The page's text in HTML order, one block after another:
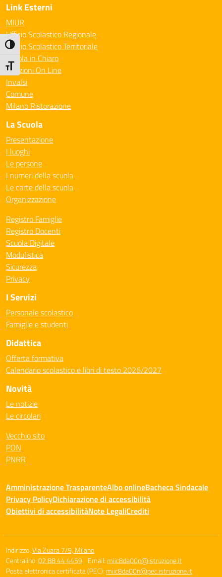
Attiva/disattiva alto contrasto
Attiva/disattiva dimensione testo
Link Esterni
MIUR
Ufficio Scolastico Regionale
Ufficio Scolastico Territoriale
Scuola in Chiaro
Iscrizioni On Line
Invalsi
Comune
Milano Ristorazione
La Scuola
Presentazione
I luoghi
Le persone
I numeri della scuola
Le carte della scuola
Organizzazione
Registro Famiglie
Registro Docenti
Scuola Digitale
Modulistica
Sicurezza
Privacy
I Servizi
Personale scolastico
Famiglie e studenti
Didattica
Offerta formativa
Calendario scolastico e libri di testo 2026/2027
Novità
Le notizie
Le circolari
Vecchio sito
PON
PNRR
Amministrazione TrasparenteAlbo onlineBacheca Sindacale
Privacy PolicyDichiarazione di accessibilità
Obiettivi di accessibilitàNote LegaliCrediti
Indirizzo:Via Zuara 7/9, Milano
Centralino:02 88 44 4459 Email: miic8da00n@istruzione.it
Posta elettronica certificata (PEC): miic8da00n@pec.istruzione.it